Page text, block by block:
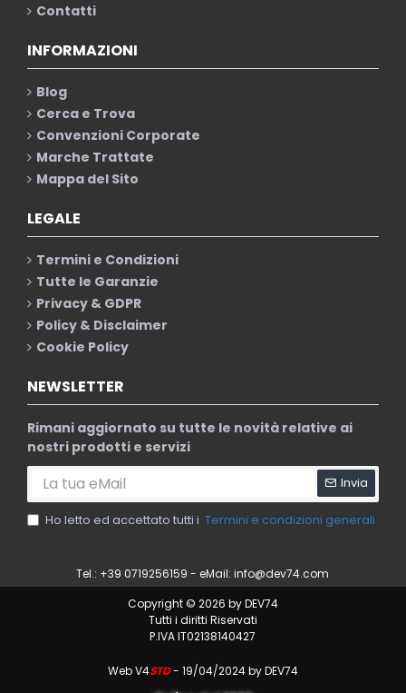
Contatti
INFORMAZIONI
Blog
Cerca e Trova
Convenzioni Corporate
Marche Trattate
Mappa del Sito
LEGALE
Termini e Condizioni
Tutte le Garanzie
Privacy & GDPR
Policy & Disclaimer
Cookie Policy
NEWSLETTER
Rimani aggiornato su tutte le novità relative ai
nostri prodotti e servizi
Invia
Ho letto ed accettato tutti i Termini e condizioni generali
Tel.: +39 0719256159 - eMail:info@dev74.com
Copyright © 2026 by DEV74
Tutti i diritti Riservati
P.IVA IT02138140427
Web V4STD- 19/04/2024 by DEV74